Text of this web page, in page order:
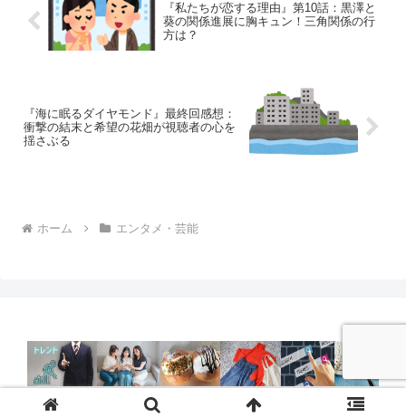
『私たちが恋する理由』第10話：黒澤と
葵の関係進展に胸キュン！三角関係の行
方は？
『海に眠るダイヤモンド』最終回感想：
衝撃の結末と希望の花畑が視聴者の心を
揺さぶる
ホーム エンタメ・芸能
© 2024 今旬トレンド.